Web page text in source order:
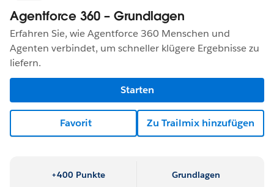
Agentforce 360 – Grundlagen
Erfahren Sie, wie Agentforce 360 Menschen und
Agenten verbindet, um schneller klügere Ergebnisse zu
liefern.
Starten
Favorit Zu Trailmix hinzufügen
+400 Punkte Grundlagen